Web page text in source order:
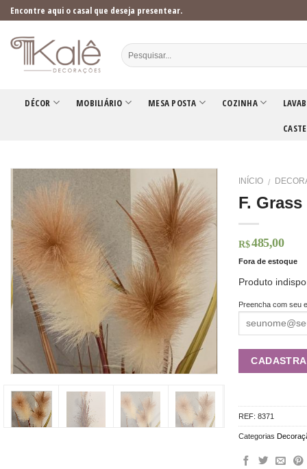
Skip
to
content
Encontre aqui o casal que deseja presentear.
DÉCOR MOBILIÁRIO MESA POSTA COZINHA
INÍCIO /
F.
R$ 485,00
Fora de estoque
Produto
Preencha com seu
REF:8371
Categorias